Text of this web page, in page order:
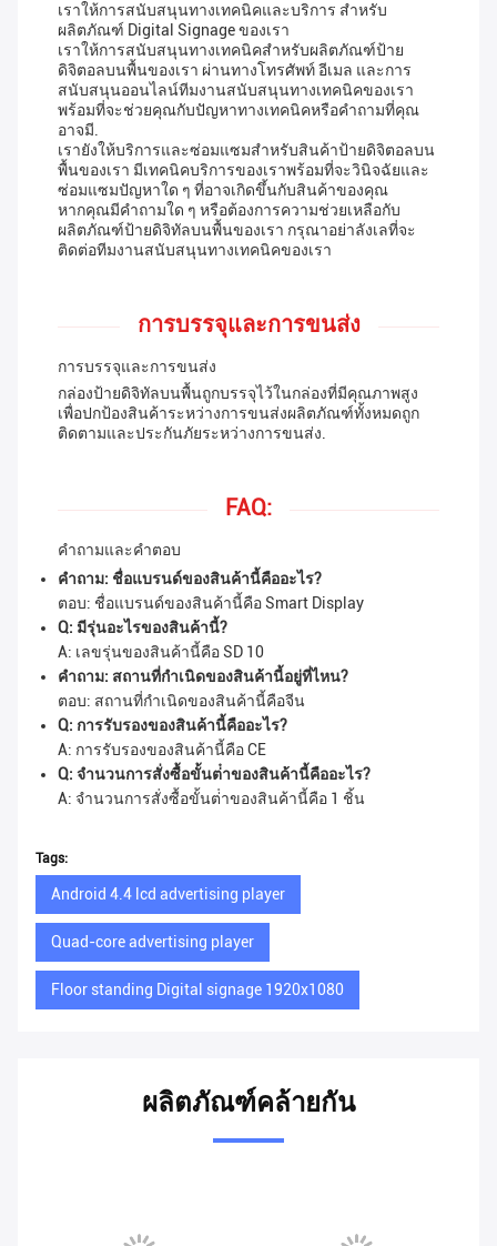
เราให้การสนับสนุนทางเทคนิคและบริการ สําหรับ
ผลิตภัณฑ์ Digital Signage ของเรา
เราให้การสนับสนุนทางเทคนิคสําหรับผลิตภัณฑ์ป้าย
ดิจิตอลบนพื้นของเรา ผ่านทางโทรศัพท์ อีเมล และการ
สนับสนุนออนไลน์ทีมงานสนับสนุนทางเทคนิคของเรา
พร้อมที่จะช่วยคุณกับปัญหาทางเทคนิคหรือคําถามที่คุณ
อาจมี.
เรายังให้บริการและซ่อมแซมสําหรับสินค้าป้ายดิจิตอลบน
พื้นของเรา มีเทคนิคบริการของเราพร้อมที่จะวินิจฉัยและ
ซ่อมแซมปัญหาใด ๆ ที่อาจเกิดขึ้นกับสินค้าของคุณ
หากคุณมีคําถามใด ๆ หรือต้องการความช่วยเหลือกับ
ผลิตภัณฑ์ป้ายดิจิทัลบนพื้นของเรา กรุณาอย่าลังเลที่จะ
ติดต่อทีมงานสนับสนุนทางเทคนิคของเรา
การบรรจุและการขนส่ง
การบรรจุและการขนส่ง
กล่องป้ายดิจิทัลบนพื้นถูกบรรจุไว้ในกล่องที่มีคุณภาพสูง
เพื่อปกป้องสินค้าระหว่างการขนส่งผลิตภัณฑ์ทั้งหมดถูก
ติดตามและประกันภัยระหว่างการขนส่ง.
FAQ:
คําถามและคําตอบ
คําถาม: ชื่อแบรนด์ของสินค้านี้คืออะไร?
ตอบ: ชื่อแบรนด์ของสินค้านี้คือ Smart Display
Q: มีรุ่นอะไรของสินค้านี้?
A: เลขรุ่นของสินค้านี้คือ SD 10
คําถาม: สถานที่กําเนิดของสินค้านี้อยู่ที่ไหน?
ตอบ: สถานที่กําเนิดของสินค้านี้คือจีน
Q: การรับรองของสินค้านี้คืออะไร?
A: การรับรองของสินค้านี้คือ CE
Q: จํานวนการสั่งซื้อขั้นต่ําของสินค้านี้คืออะไร?
A: จํานวนการสั่งซื้อขั้นต่ําของสินค้านี้คือ 1 ชิ้น
Tags:
Android 4.4 lcd advertising player
Quad-core advertising player
Floor standing Digital signage 1920x1080
ผลิตภัณฑ์คล้ายกัน